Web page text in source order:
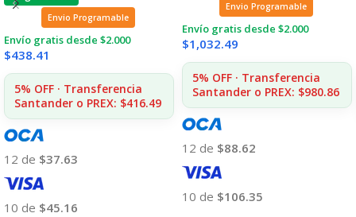
Envio Programable
Envío gratis desde $2.000
$438.41
5% OFF · Transferencia
Santander o PREX: $416.49
12 de $37.63
10 de $45.16
Envio Programable
Envío gratis desde $2.000
$1,032.49
5% OFF · Transferencia
Santander o PREX: $980.86
12 de $88.62
10 de $106.35